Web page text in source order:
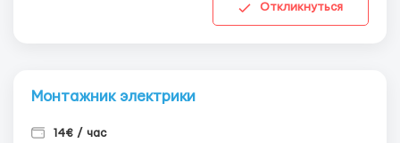
Откликнуться
Монтажник электрики
14€ / час